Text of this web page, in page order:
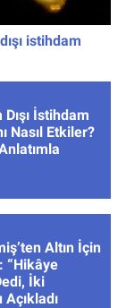
istihdam
Dışı İstihdam
Nasıl Etkiler?
Altın İçin
“Hikâye
İki